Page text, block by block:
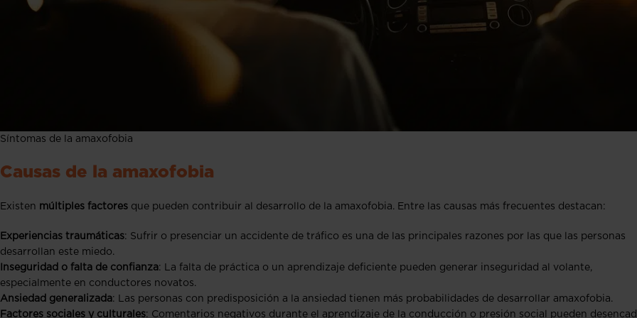
Síntomas de la amaxofobia
Causas de la amaxofobia
Existen múltiples factores que pueden contribuir al desarrollo de la amaxofobia. Entre las causas más frecuentes destacan:
Experiencias traumáticas: Sufrir o presenciar un accidente de tráfico es una de las principales razones por las que las personas
desarrollan este miedo.
Inseguridad o falta de confianza: La falta de práctica o un aprendizaje deficiente pueden generar inseguridad al volante,
especialmente en conductores novatos.
Ansiedad generalizada: Las personas con predisposición a la ansiedad tienen más probabilidades de desarrollar amaxofobia.
Factores sociales y culturales: Comentarios negativos durante el aprendizaje de la conducción o presión social pueden